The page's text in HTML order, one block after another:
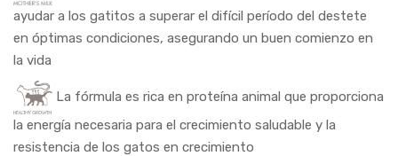
ayudar a los gatitos a superar el difícil período del destete
en óptimas condiciones, asegurando un buen comienzo en
la vida
La fórmula es rica en proteína animal que proporciona
la energía necesaria para el crecimiento saludable y la
resistencia de los gatos en crecimiento